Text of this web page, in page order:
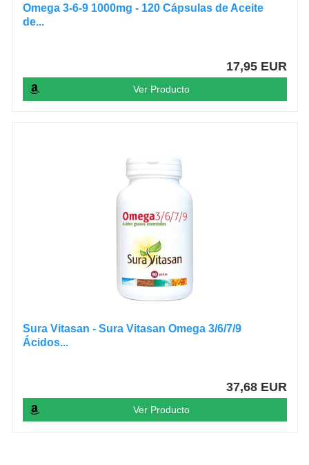
Omega 3-6-9 1000mg - 120 Cápsulas de Aceite
de...
17,95 EUR
Ver Producto
Sura Vitasan - Sura Vitasan Omega 3/6/7/9
Ácidos...
37,68 EUR
Ver Producto